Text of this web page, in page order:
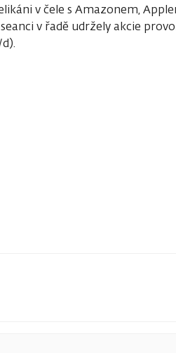
v čele s Amazonem,
v řadě udržely akcie